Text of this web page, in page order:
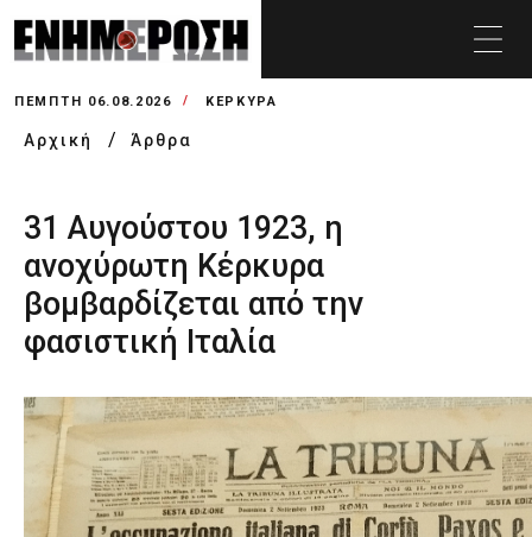
ΠΈΜΠΤΗ 06.08.2026 ΚΕΡΚΥΡΑ
Αρχική Άρθρα
31 Αυγούστου 1923, η
ανοχύρωτη Κέρκυρα
βομβαρδίζεται από την
φασιστική Ιταλία